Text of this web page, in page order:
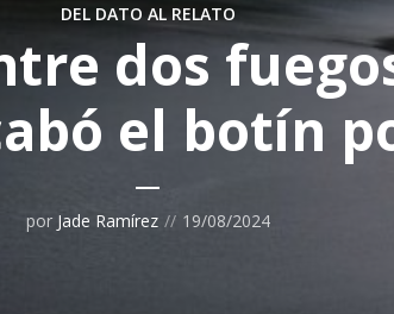
DEL DATO AL RELATO
dos
el botín
por Jade Ramírez 19/08/2024